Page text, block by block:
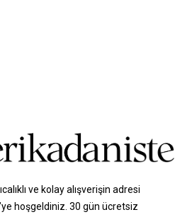
ve kolay alışverişin adresi
hoşgeldiniz. 30 gün ücretsiz